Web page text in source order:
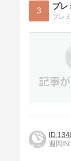
3 プレ
プレ
週間IN: